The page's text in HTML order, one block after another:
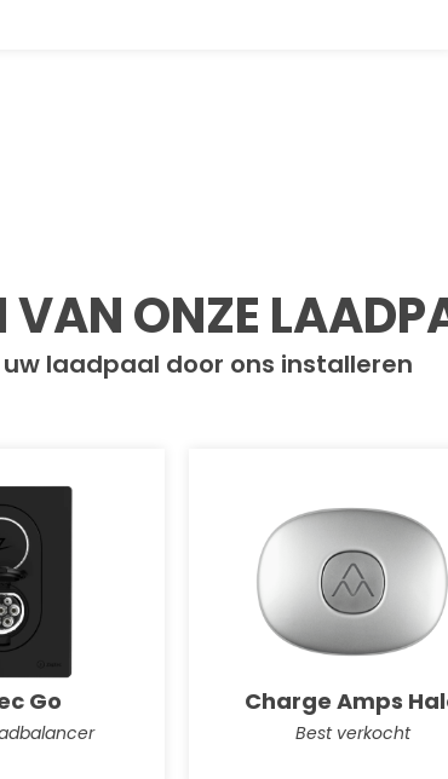
VAN ONZE
laadpaal door ons installeren
Go Charge Amps
Best verkocht